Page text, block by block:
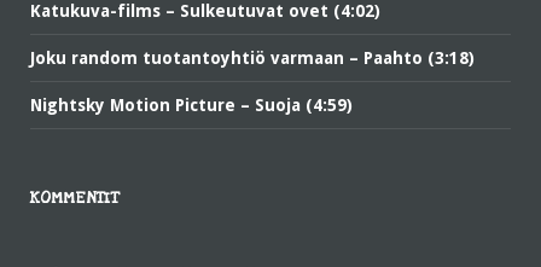
Katukuva-films – Sulkeutuvat ovet (4:02)
Joku random tuotantoyhtiö varmaan – Paahto (3:18)
Nightsky Motion Picture – Suoja (4:59)
KOMMENTIT